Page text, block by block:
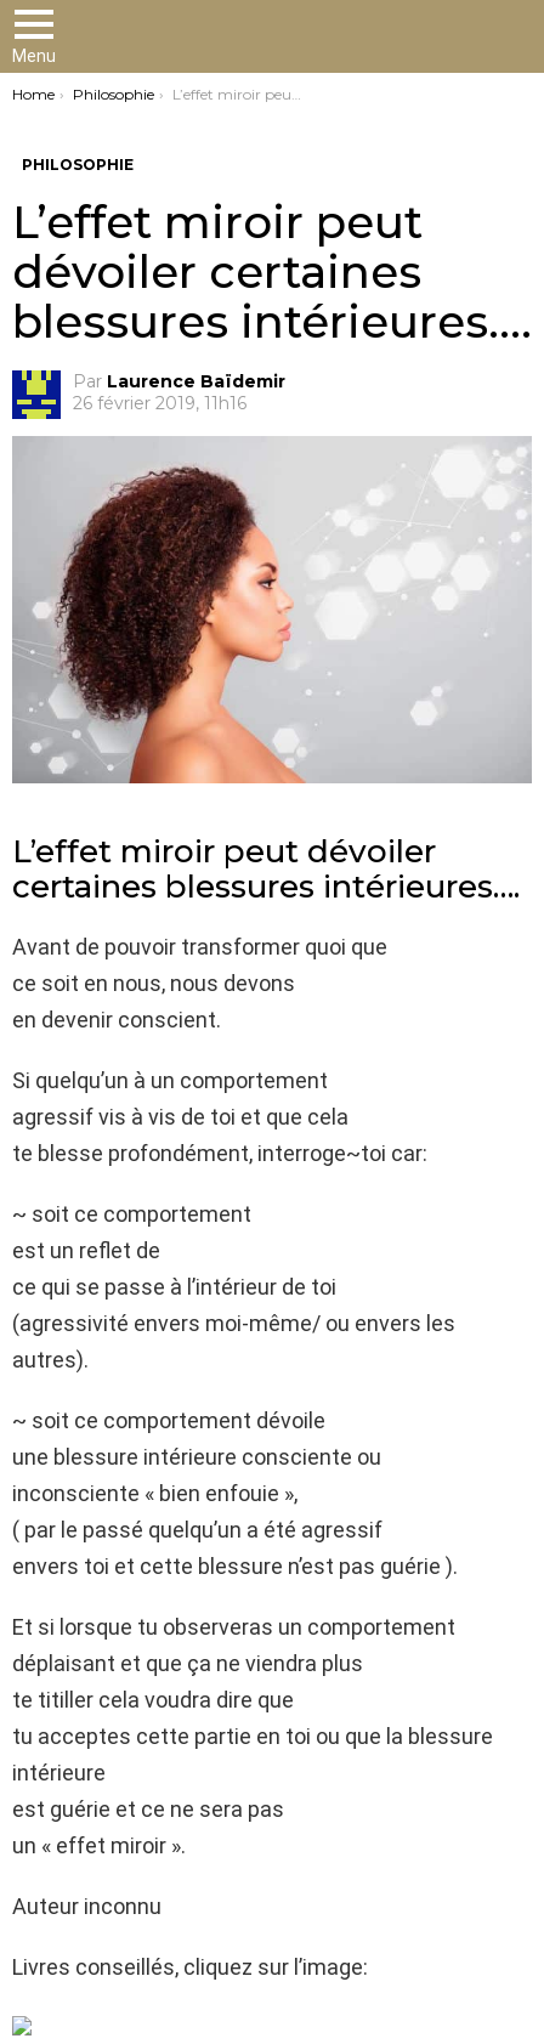
Menu
You are here:
Home Philosophie L’effet miroir peut dévoiler certaines blessures intérieures….
PHILOSOPHIE
L’effet miroir peut
dévoiler certaines
blessures intérieures….
Par Laurence Baïdemir
26 février 2019, 11h16
L’effet miroir peut dévoiler
certaines blessures intérieures….
Avant de pouvoir transformer quoi que
ce soit en nous, nous devons
en devenir conscient.
Si quelqu’un à un comportement
agressif vis à vis de toi et que cela
te blesse profondément, interroge~toi car:
~ soit ce comportement
est un reflet de
ce qui se passe à l’intérieur de toi
(agressivité envers moi-même/ ou envers les
autres).
~ soit ce comportement dévoile
une blessure intérieure consciente ou
inconsciente « bien enfouie »,
( par le passé quelqu’un a été agressif
envers toi et cette blessure n’est pas guérie ).
Et si lorsque tu observeras un comportement
déplaisant et que ça ne viendra plus
te titiller cela voudra dire que
tu acceptes cette partie en toi ou que la blessure
intérieure
est guérie et ce ne sera pas
un « effet miroir ».
Auteur inconnu
Livres conseillés, cliquez sur l’image: